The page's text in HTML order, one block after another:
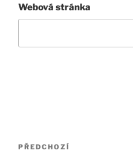
Webová stránka
Navigace
Předchozí
PŘEDCHOZÍ